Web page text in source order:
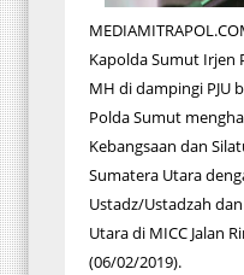
Kapolda Sumut Irjen
MH di dampingi PJU
Polda Sumut
Kebangsaan dan
Sumatera Utara
Ustadz/Ustadzah
Utara di MICC Jalan
(06/02/2019).